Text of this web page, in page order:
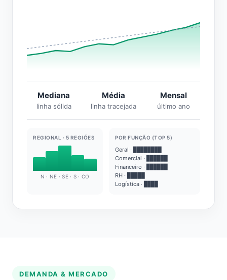
Mediana
linha sólida
Média
linha tracejada
Mensal
último ano
REGIONAL · 5 REGIÕES
N · NE · SE · S · CO
POR FUNÇÃO (TOP 5)
Geral · ████████
Comercial · ██████
Financeiro · ██████
RH · █████
Logística · ████
DEMANDA & MERCADO